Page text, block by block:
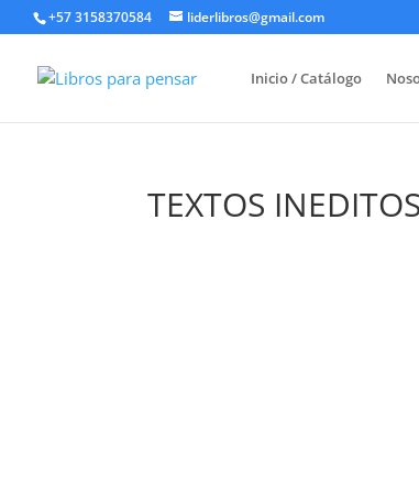
+57 3158370584 liderlibros@gmail.com
Inicio / Catálogo
TEXTOS INEDITOS